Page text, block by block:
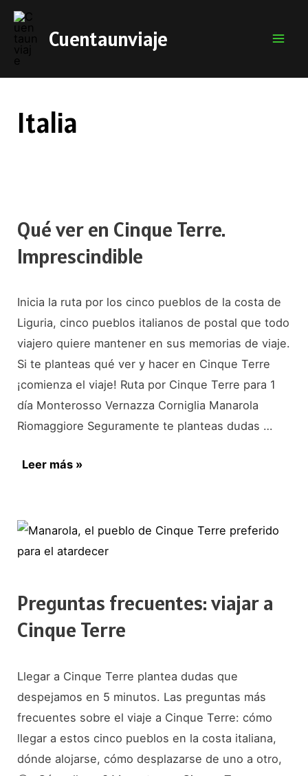
Cuentaunviaje
Italia
Qué ver en Cinque Terre.
Imprescindible
Inicia la ruta por los cinco pueblos de la costa de
Liguria, cinco pueblos italianos de postal que todo
viajero quiere mantener en sus memorias de viaje.
Si te planteas qué ver y hacer en Cinque Terre
¡comienza el viaje! Ruta por Cinque Terre para 1
día Monterosso Vernazza Corniglia Manarola
Riomaggiore Seguramente te planteas dudas …
Qué
Cinque
Terre.
Leer más »
Preguntas frecuentes: viajar a
Cinque Terre
Llegar a Cinque Terre plantea dudas que
despejamos en 5 minutos. Las preguntas más
frecuentes sobre el viaje a Cinque Terre: cómo
llegar a estos cinco pueblos en la costa italiana,
dónde alojarse, cómo desplazarse de uno a otro,